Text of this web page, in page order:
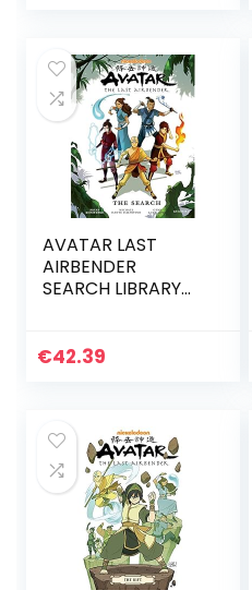
AVATAR LAST
AIRBENDER
SEARCH LIBRARY
Search Library
€42.39